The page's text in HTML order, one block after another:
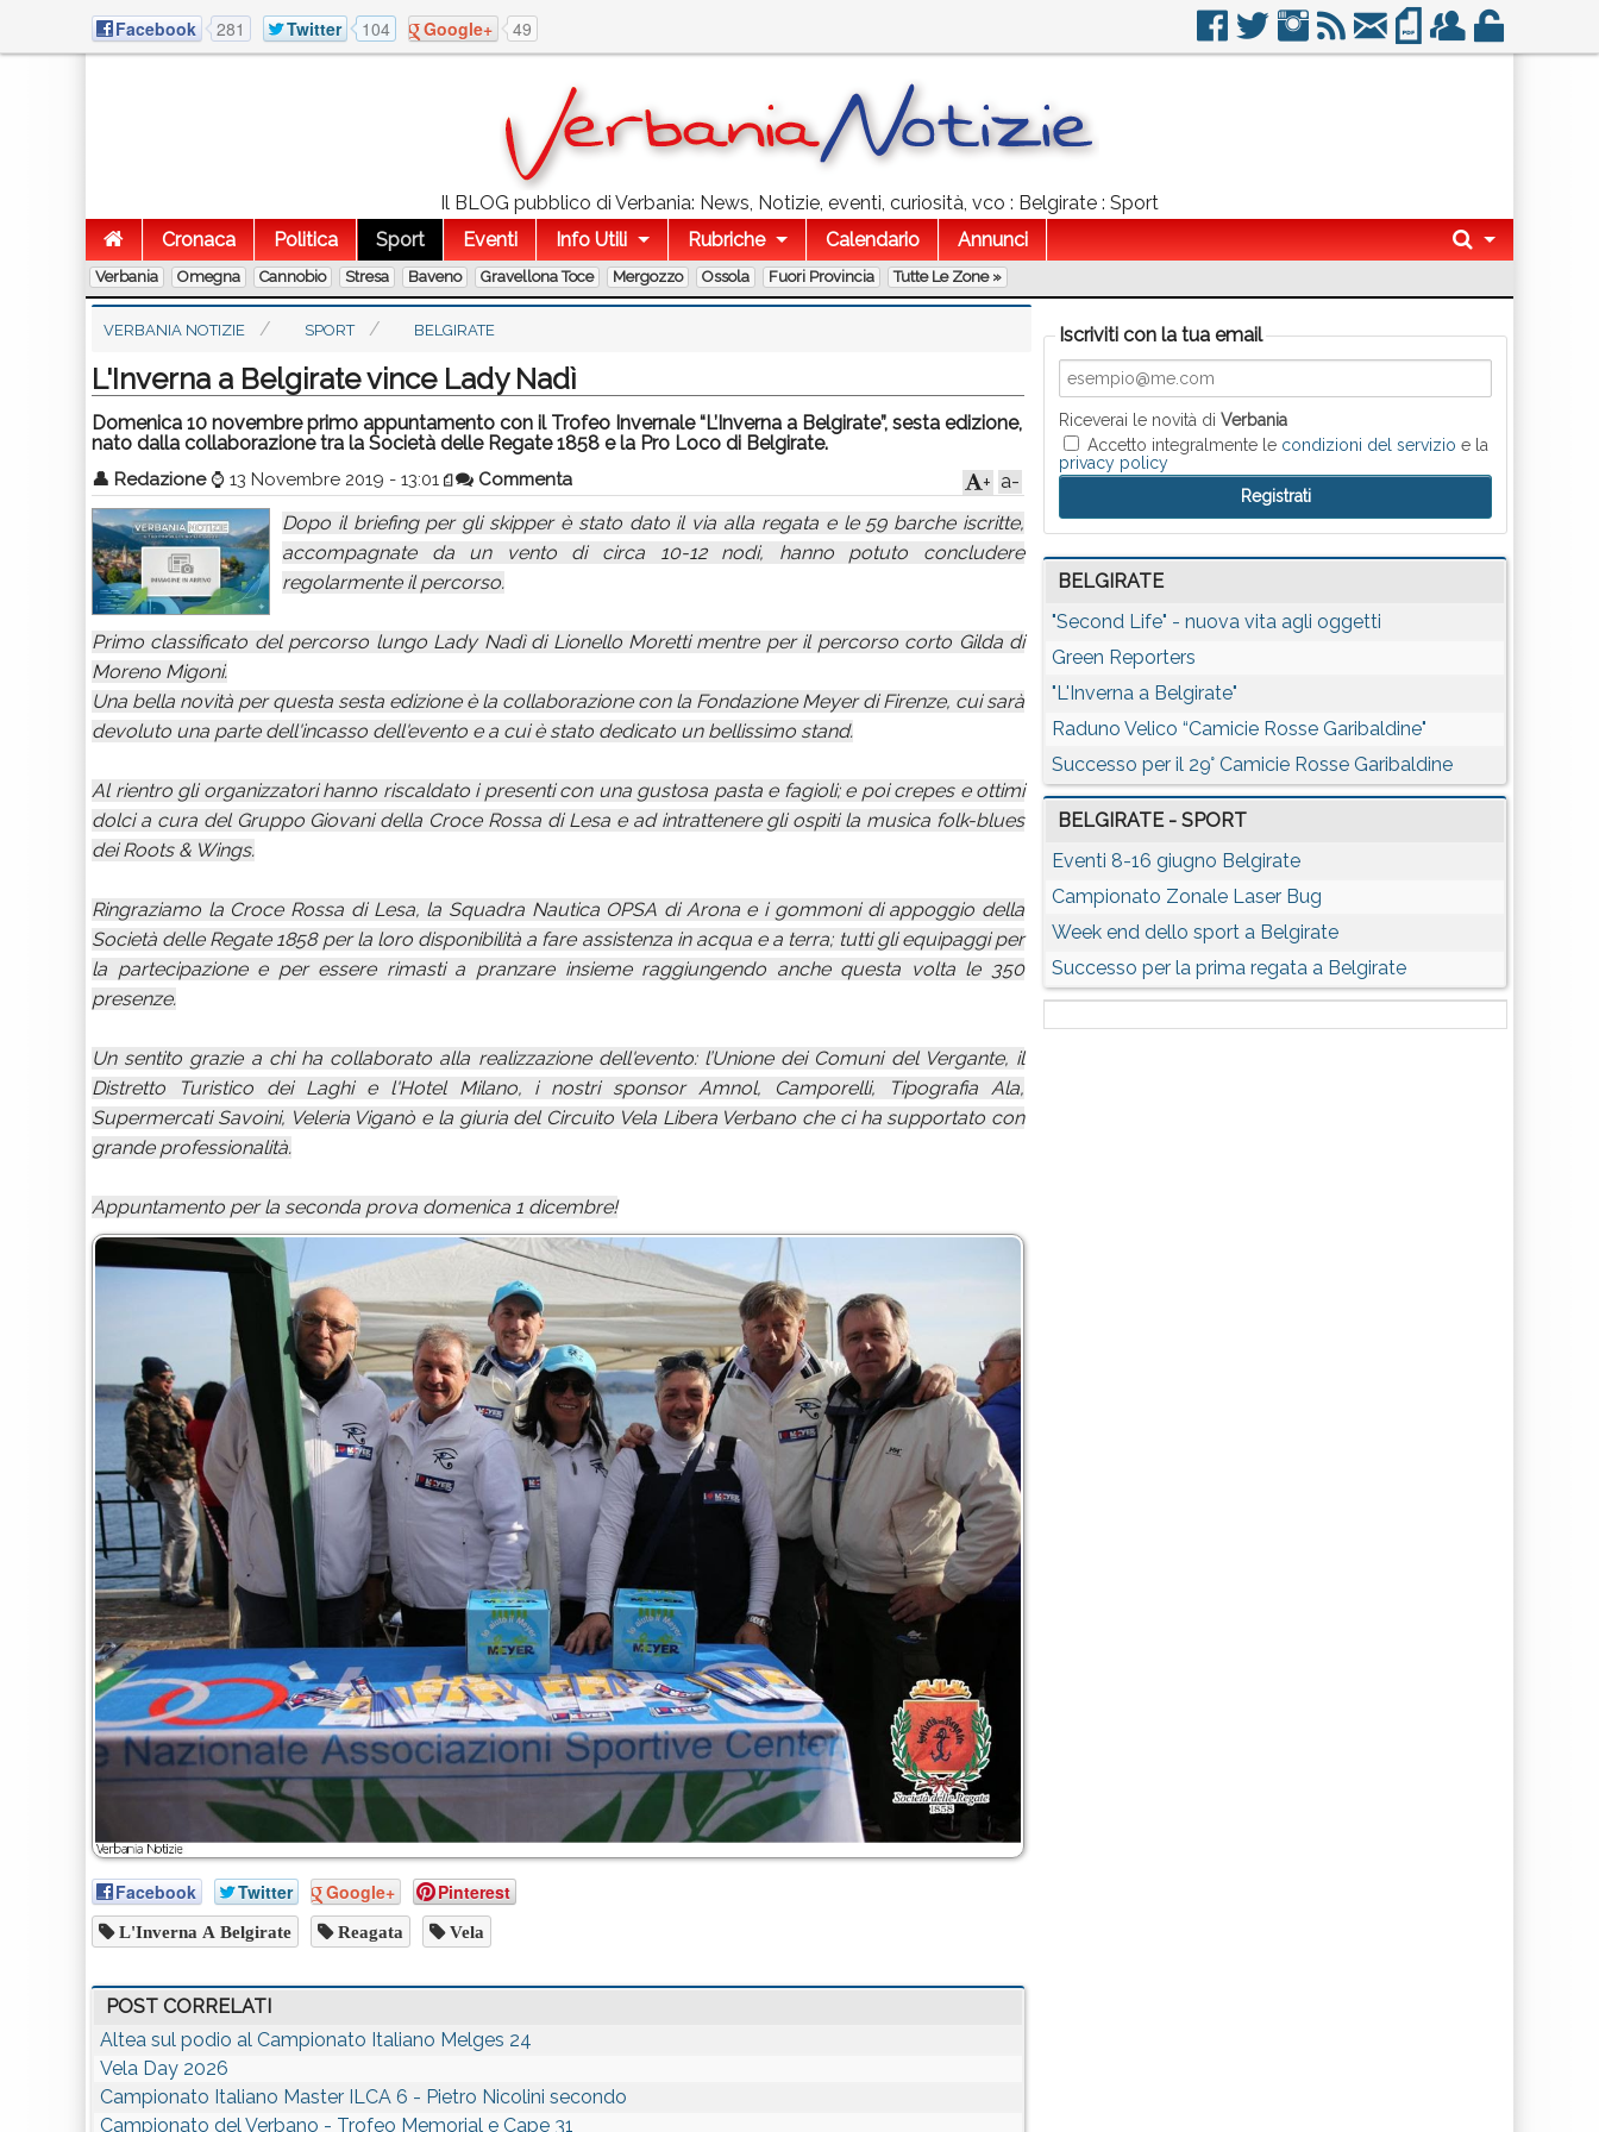
Facebook 281 Twitter 104 Google+ 49
Il BLOG pubblico di Verbania: News, Notizie, eventi, curiosità, vco : Belgirate : Sport
Cronaca
Politica Sport Eventi Info Utili Rubriche Calendario Annunci
Verbania Omegna Cannobio Stresa Baveno Gravellona Toce Mergozzo Ossola Fuori Provincia Tutte Le Zone »
VERBANIA NOTIZIE SPORT BELGIRATE
L'Inverna a Belgirate vince Lady Nadì
Domenica 10 novembre primo appuntamento con il Trofeo Invernale “L’Inverna a Belgirate”, sesta edizione,
nato dalla collaborazione tra la Società delle Regate 1858 e la Pro Loco di Belgirate.
👤 Redazione ⌚ 13 Novembre 2019 - 13:01 Commenta a-
+
Dopo il briefing per gli skipper è stato dato il via alla regata e le 59 barche iscritte,
accompagnate da un vento di circa 10-12 nodi, hanno potuto concludere
regolarmente il percorso.
Primo classificato del percorso lungo Lady Nadì di Lionello Moretti mentre per il percorso corto Gilda di
Moreno Migoni.
Una bella novità per questa sesta edizione è la collaborazione con la Fondazione Meyer di Firenze, cui sarà
devoluto una parte dell'incasso dell'evento e a cui è stato dedicato un bellissimo stand.
Al rientro gli organizzatori hanno riscaldato i presenti con una gustosa pasta e fagioli; e poi crepes e ottimi
dolci a cura del Gruppo Giovani della Croce Rossa di Lesa e ad intrattenere gli ospiti la musica folk-blues
dei Roots & Wings.
Ringraziamo la Croce Rossa di Lesa, la Squadra Nautica OPSA di Arona e i gommoni di appoggio della
Società delle Regate 1858 per la loro disponibilità a fare assistenza in acqua e a terra; tutti gli equipaggi per
la partecipazione e per essere rimasti a pranzare insieme raggiungendo anche questa volta le 350
presenze.
Un sentito grazie a chi ha collaborato alla realizzazione dell'evento: l’Unione dei Comuni del Vergante, il
Distretto Turistico dei Laghi e l'Hotel Milano, i nostri sponsor Amnol, Camporelli, Tipografia Ala,
Supermercati Savoini, Veleria Viganò e la giuria del Circuito Vela Libera Verbano che ci ha supportato con
grande professionalità.
Appuntamento per la seconda prova domenica 1 dicembre!
Facebook Twitter Google+ Pinterest
L'Inverna A Belgirate Reagata Vela
POST CORRELATI
Altea sul podio al Campionato Italiano Melges 24
Vela Day 2026
Campionato Italiano Master ILCA 6 - Pietro Nicolini secondo
Campionato del Verbano - Trofeo Memorial e Cape 31
Iscriviti con la tua email
Riceverai le novità diVerbania
Accetto integralmente le condizioni del servizio e la
privacy policy
BELGIRATE
"Second Life" - nuova vita agli oggetti
Green Reporters
"L'Inverna a Belgirate"
Raduno Velico “Camicie Rosse Garibaldine"
Successo per il 29° Camicie Rosse Garibaldine
BELGIRATE - SPORT
Eventi 8-16 giugno Belgirate
Campionato Zonale Laser Bug
Week end dello sport a Belgirate
Successo per la prima regata a Belgirate